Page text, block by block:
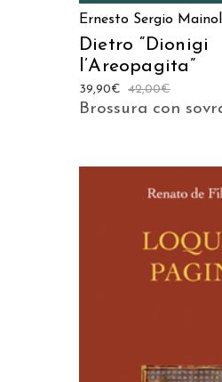
Ernesto Sergio
Dietro “Dionigi
l’Areopagita”
42,00€
39,90€
Brossura con